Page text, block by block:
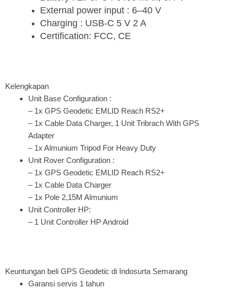
External power input : 6–40 V
Charging : USB-C 5 V 2 A
Certification: FCC, CE
Kelengkapan
Unit Base Configuration :
– 1x GPS Geodetic EMLID Reach RS2+
– 1x Cable Data Charger, 1 Unit Tribrach With GPS
Adapter
– 1x Almunium Tripod For Heavy Duty
Unit Rover Configuration :
– 1x GPS Geodetic EMLID Reach RS2+
– 1x Cable Data Charger
– 1x Pole 2,15M Almunium
Unit Controller HP:
– 1 Unit Controller HP Android
Keuntungan beli GPS Geodetic di Indosurta Semarang
Garansi servis 1 tahun